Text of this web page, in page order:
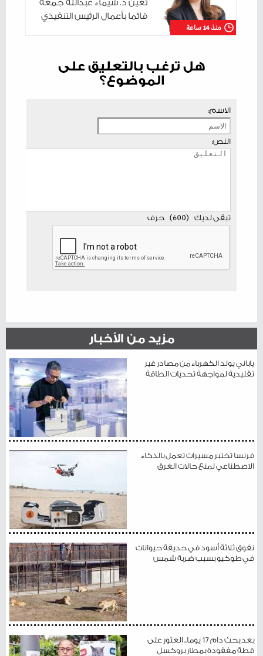
منذ 14 ساعة
تعيّن د. شيماء عبدالله جمعة
قائما بأعمال الرئيس التنفيذي
هل ترغب بالتعليق على
الموضوع؟
الاسم:
النص:
تبقى لديك (
600
) حرف
مزيد من الأخبار
ياباني يولد الكهرباء من مصادر غير
تقليدية لمواجهة تحديات الطاقة
فرنسا تختبر مسيرات تعمل بالذكاء
الاصطناعي لمنع حالات الغرق
نفوق ثلاثة أسود في حديقة حيوانات
في طوكيو بسبب ضربة شمس
بعد بحث دام 17 يوما.. العثور على
قطة مفقودة بمطار بروكسل